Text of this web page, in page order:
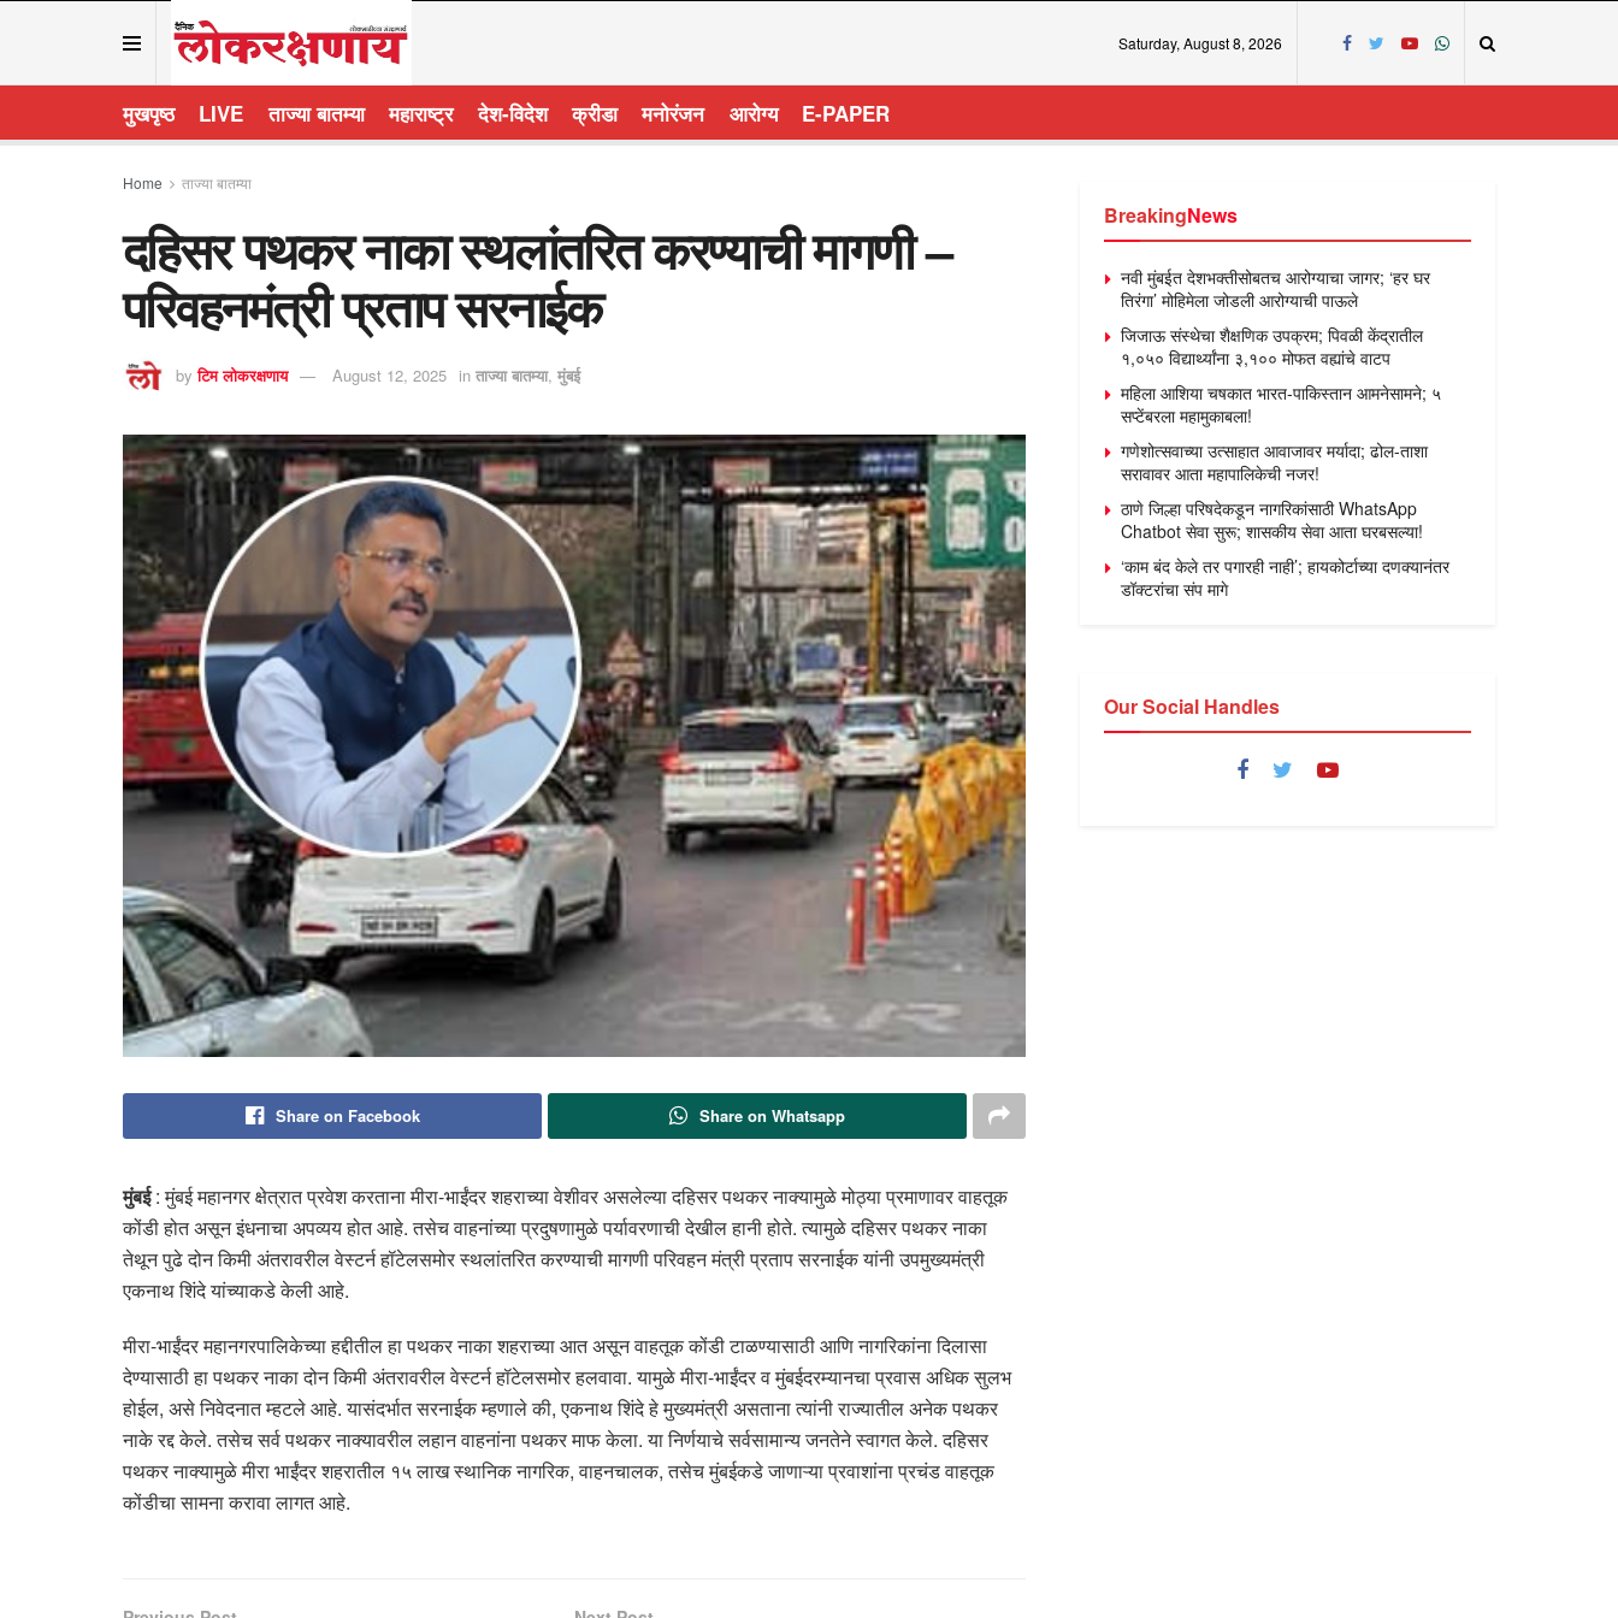
Saturday, August 8, 2026
मुखपृष्ठ LIVE ताज्या बातम्या महाराष्ट्र देश-विदेश क्रीडा मनोरंजन आरोग्य E-PAPER
Home ताज्या बातम्या
दहिसर पथकर नाका स्थलांतरित करण्याची मागणी –
परिवहनमंत्री प्रताप सरनाईक
by टिम लोकरक्षणाय August 12, 2025 in ताज्या बातम्या, मुंबई
Share on Facebook Share on Whatsapp
मुंबई: मुंबई महानगर क्षेत्रात प्रवेश करताना मीरा-भाईंदर शहराच्या वेशीवर असलेल्या दहिसर पथकर नाक्यामुळे मोठ्या प्रमाणावर वाहतूक
कोंडी होत असून इंधनाचा अपव्यय होत आहे. तसेच वाहनांच्या प्रदुषणामुळे पर्यावरणाची देखील हानी होते. त्यामुळे दहिसर पथकर नाका
तेथून पुढे दोन किमी अंतरावरील वेस्टर्न हॉटेलसमोर स्थलांतरित करण्याची मागणी परिवहन मंत्री प्रताप सरनाईक यांनी उपमुख्यमंत्री
एकनाथ शिंदे यांच्याकडे केली आहे.
मीरा-भाईंदर महानगरपालिकेच्या हद्दीतील हा पथकर नाका शहराच्या आत असून वाहतूक कोंडी टाळण्यासाठी आणि नागरिकांना दिलासा
देण्यासाठी हा पथकर नाका दोन किमी अंतरावरील वेस्टर्न हॉटेलसमोर हलवावा. यामुळे मीरा-भाईंदर व मुंबईदरम्यानचा प्रवास अधिक सुलभ
होईल, असे निवेदनात म्हटले आहे. यासंदर्भात सरनाईक म्हणाले की, एकनाथ शिंदे हे मुख्यमंत्री असताना त्यांनी राज्यातील अनेक पथकर
नाके रद्द केले. तसेच सर्व पथकर नाक्यावरील लहान वाहनांना पथकर माफ केला. या निर्णयाचे सर्वसामान्य जनतेने स्वागत केले. दहिसर
पथकर नाक्यामुळे मीरा भाईंदर शहरातील १५ लाख स्थानिक नागरिक, वाहनचालक, तसेच मुंबईकडे जाणाऱ्या प्रवाशांना प्रचंड वाहतूक
कोंडीचा सामना करावा लागत आहे.
BreakingNews
नवी मुंबईत देशभक्तीसोबतच आरोग्याचा जागर; ‘हर घर
तिरंगा’ मोहिमेला जोडली आरोग्याची पाऊले
जिजाऊ संस्थेचा शैक्षणिक उपक्रम; पिवळी केंद्रातील
१,०५० विद्यार्थ्यांना ३,१०० मोफत वह्यांचे वाटप
महिला आशिया चषकात भारत-पाकिस्तान आमनेसामने; ५
सप्टेंबरला महामुकाबला!
गणेशोत्सवाच्या उत्साहात आवाजावर मर्यादा; ढोल-ताशा
सरावावर आता महापालिकेची नजर!
ठाणे जिल्हा परिषदेकडून नागरिकांसाठी WhatsApp
Chatbot सेवा सुरू; शासकीय सेवा आता घरबसल्या!
‘काम बंद केले तर पगारही नाही’; हायकोर्टाच्या दणक्यानंतर
डॉक्टरांचा संप मागे
Our Social Handles